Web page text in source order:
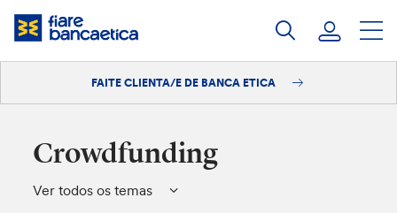
Saltar
FAITE CLIENTA/E DE BANCA ETICA
Crowdfunding
Ver todos os temas